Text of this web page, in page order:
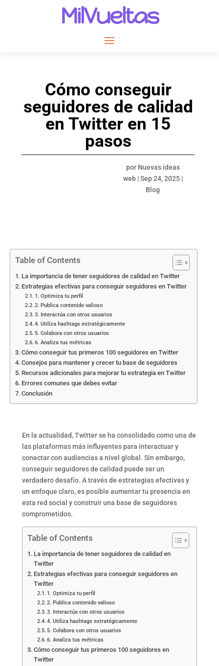
MilVueltas
Cómo conseguir
seguidores de calidad
en Twitter en 15
pasos
por Nuevas ideas
web|Sep 24, 2025|
Blog
Table of Contents
La importancia de tener seguidores de calidad en Twitter
Estrategias efectivas para conseguir seguidores en Twitter
1. Optimiza tu perfil
2. Publica contenido valioso
3. Interactúa con otros usuarios
4. Utiliza hashtags estratégicamente
5. Colabora con otros usuarios
6. Analiza tus métricas
Cómo conseguir tus primeros 100 seguidores en Twitter
Consejos para mantener y crecer tu base de seguidores
Recursos adicionales para mejorar tu estrategia en Twitter
Errores comunes que debes evitar
Conclusión
En la actualidad, Twitter se ha consolidado como una de
las plataformas más influyentes para interactuar y
conectar con audiencias a nivel global. Sin embargo,
conseguir seguidores de calidad puede ser un
verdadero desafío. A través de estrategias efectivas y
un enfoque claro, es posible aumentar tu presencia en
esta red social y construir una base de seguidores
comprometidos.
Table of Contents
La importancia de tener seguidores de calidad en
Twitter
Estrategias efectivas para conseguir seguidores en
Twitter
1. Optimiza tu perfil
2. Publica contenido valioso
3. Interactúa con otros usuarios
4. Utiliza hashtags estratégicamente
5. Colabora con otros usuarios
6. Analiza tus métricas
Cómo conseguir tus primeros 100 seguidores en
Twitter